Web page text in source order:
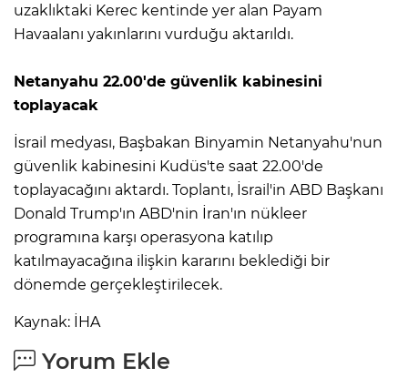
uzaklıktaki Kerec kentinde yer alan Payam
Havaalanı yakınlarını vurduğu aktarıldı.
Netanyahu 22.00'de güvenlik kabinesini
toplayacak
İsrail medyası, Başbakan Binyamin Netanyahu'nun
güvenlik kabinesini Kudüs'te saat 22.00'de
toplayacağını aktardı. Toplantı, İsrail'in ABD Başkanı
Donald Trump'ın ABD'nin İran'ın nükleer
programına karşı operasyona katılıp
katılmayacağına ilişkin kararını beklediği bir
dönemde gerçekleştirilecek.
Kaynak: İHA
Yorum Ekle